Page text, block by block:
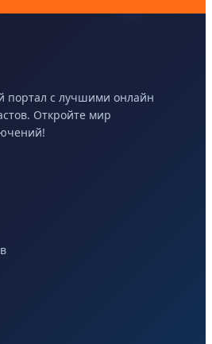
портал с лучшими онлайн
Откройте мир